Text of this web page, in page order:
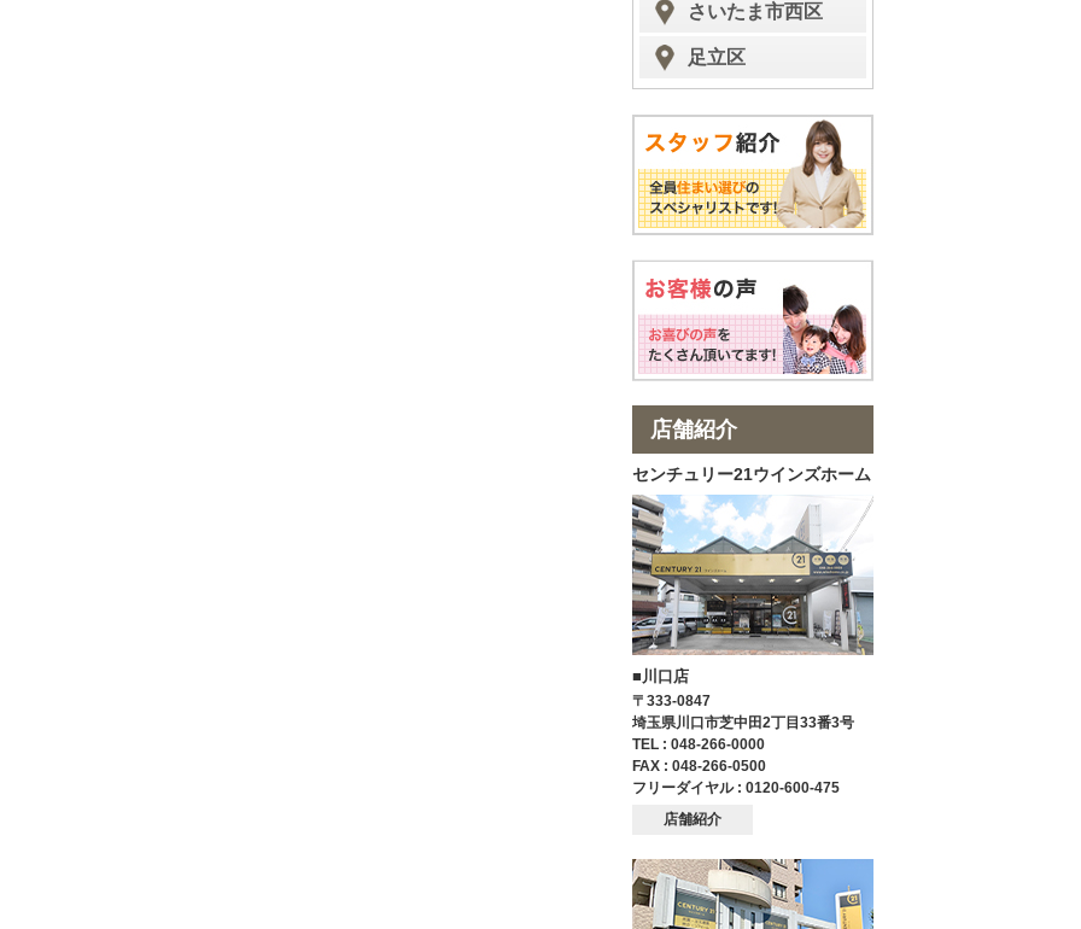
さいたま市西区
足立区
店舗紹介
センチュリー21ウインズホーム
■川口店
〒333-0847
埼玉県川口市芝中田2丁目33番3号
TEL : 048-266-0000
FAX : 048-266-0500
フリーダイヤル : 0120-600-475
店舗紹介